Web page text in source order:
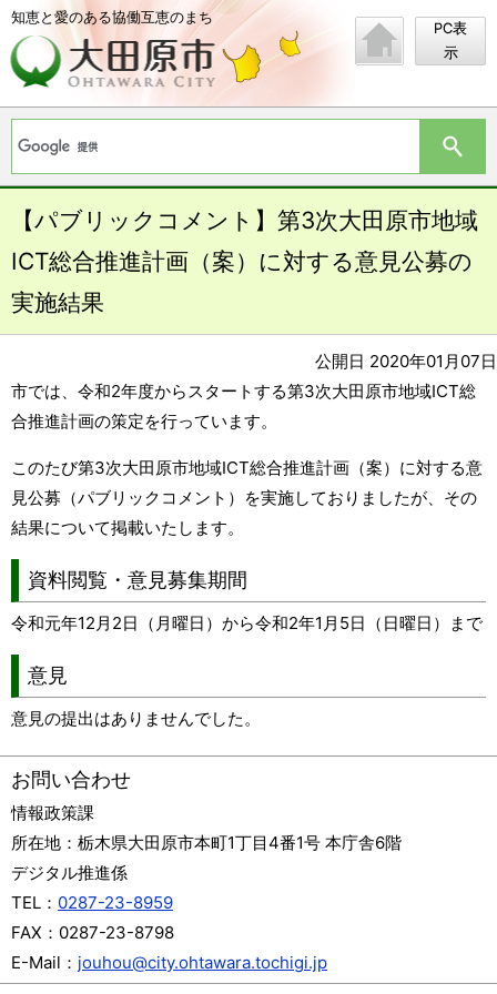
知恵と愛のある協働互恵のまち
PC表
示
【パブリックコメント】第3次大田原市地域
ICT総合推進計画（案）に対する意見公募の
実施結果
公開日 2020年01月07日
市では、令和2年度からスタートする第3次大田原市地域ICT総
合推進計画の策定を行っています。
このたび第3次大田原市地域ICT総合推進計画（案）に対する意
見公募（パブリックコメント）を実施しておりましたが、その
結果について掲載いたします。
資料閲覧・意見募集期間
令和元年12月2日（月曜日）から令和2年1月5日（日曜日）まで
意見
意見の提出はありませんでした。
お問い合わせ
情報政策課
所在地： 栃木県大田原市本町1丁目4番1号 本庁舎6階
デジタル推進係
TEL： 0287-23-8959
FAX： 0287-23-8798
E-Mail： jouhou@city.ohtawara.tochigi.jp